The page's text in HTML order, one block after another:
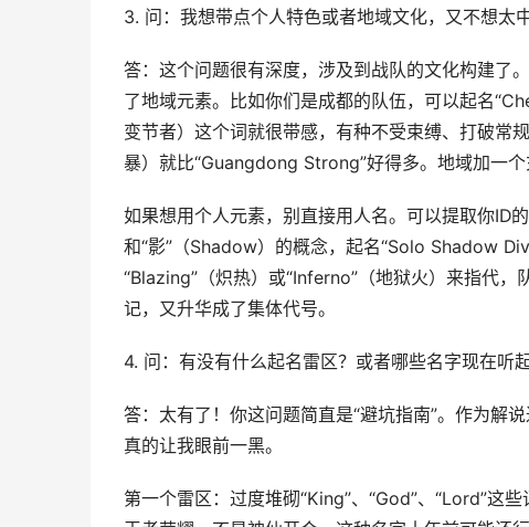
3. 问：我想带点个人特色或者地域文化，又不想太
答：这个问题很有深度，涉及到战队的文化构建了
了地域元素。比如你们是成都的队伍，可以起名
变节者）这个词就很带感，有种不受束缚、打破常
暴）就比“Guangdong Strong”好得多。地域加一
如果想用个人元素，别直接用人名。可以提取你ID
和“影”（Shadow）的概念，起名“Solo Shadow
“Blazing”（炽热）或“Inferno”（地狱火）来指代
记，又升华成了集体代号。
4. 问：有没有什么起名雷区？或者哪些名字现在听起
答：太有了！你这问题简直是“避坑指南”。作为解
真的让我眼前一黑。
第一个雷区：过度堆砌“King”、“God”、“Lord”这